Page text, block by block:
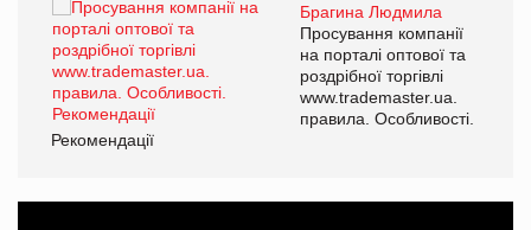
Брагина Людмила
Просування компанії
на порталі оптової та
роздрібної торгівлі
www.trademaster.ua.
правила. Особливості.
Рекомендації